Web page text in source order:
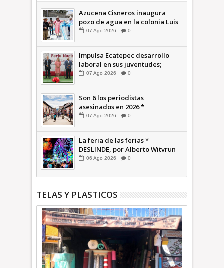
Azucena Cisneros inaugura
pozo de agua en la colonia Luis
Donaldo Colosio +Video |
07 Ago 2026 0
Impulsa Ecatepec desarrollo
laboral en sus juventudes;
inauguran Feria de Empleo y
INFORMATIVA
07 Ago 2026 0
Son 6 los periodistas
asesinados en 2026 *
COMENTARIO A TIEMPO
07 Ago 2026 0
La feria de las ferias *
DESLINDE, por Alberto Witvrun
06 Ago 2026 0
TELAS Y PLASTICOS